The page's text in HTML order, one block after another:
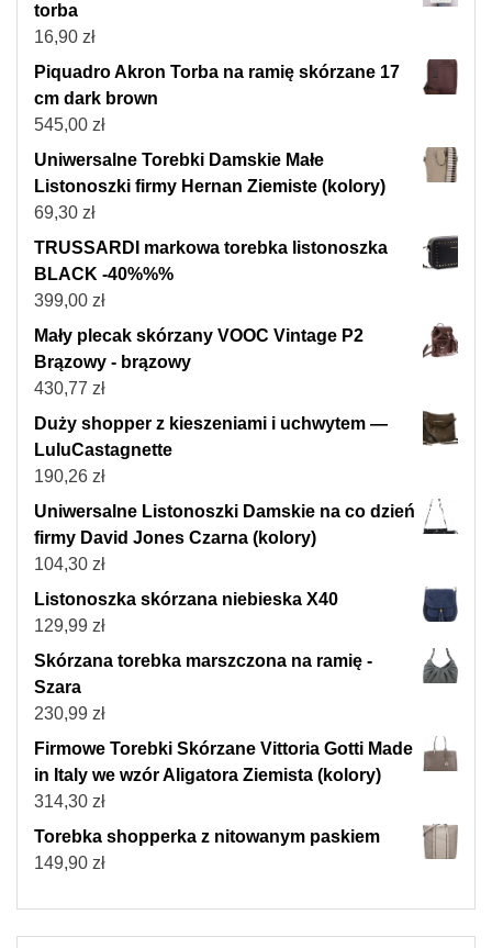
torba
16,90 zł
Piquadro Akron Torba na ramię skórzane 17
cm dark brown
545,00 zł
Uniwersalne Torebki Damskie Małe
Listonoszki firmy Hernan Ziemiste (kolory)
69,30 zł
TRUSSARDI markowa torebka listonoszka
BLACK -40%%%
399,00 zł
Mały plecak skórzany VOOC Vintage P2
Brązowy - brązowy
430,77 zł
Duży shopper z kieszeniami i uchwytem —
LuluCastagnette
190,26 zł
Uniwersalne Listonoszki Damskie na co dzień
firmy David Jones Czarna (kolory)
104,30 zł
Listonoszka skórzana niebieska X40
129,99 zł
Skórzana torebka marszczona na ramię -
Szara
230,99 zł
Firmowe Torebki Skórzane Vittoria Gotti Made
in Italy we wzór Aligatora Ziemista (kolory)
314,30 zł
Torebka shopperka z nitowanym paskiem
149,90 zł